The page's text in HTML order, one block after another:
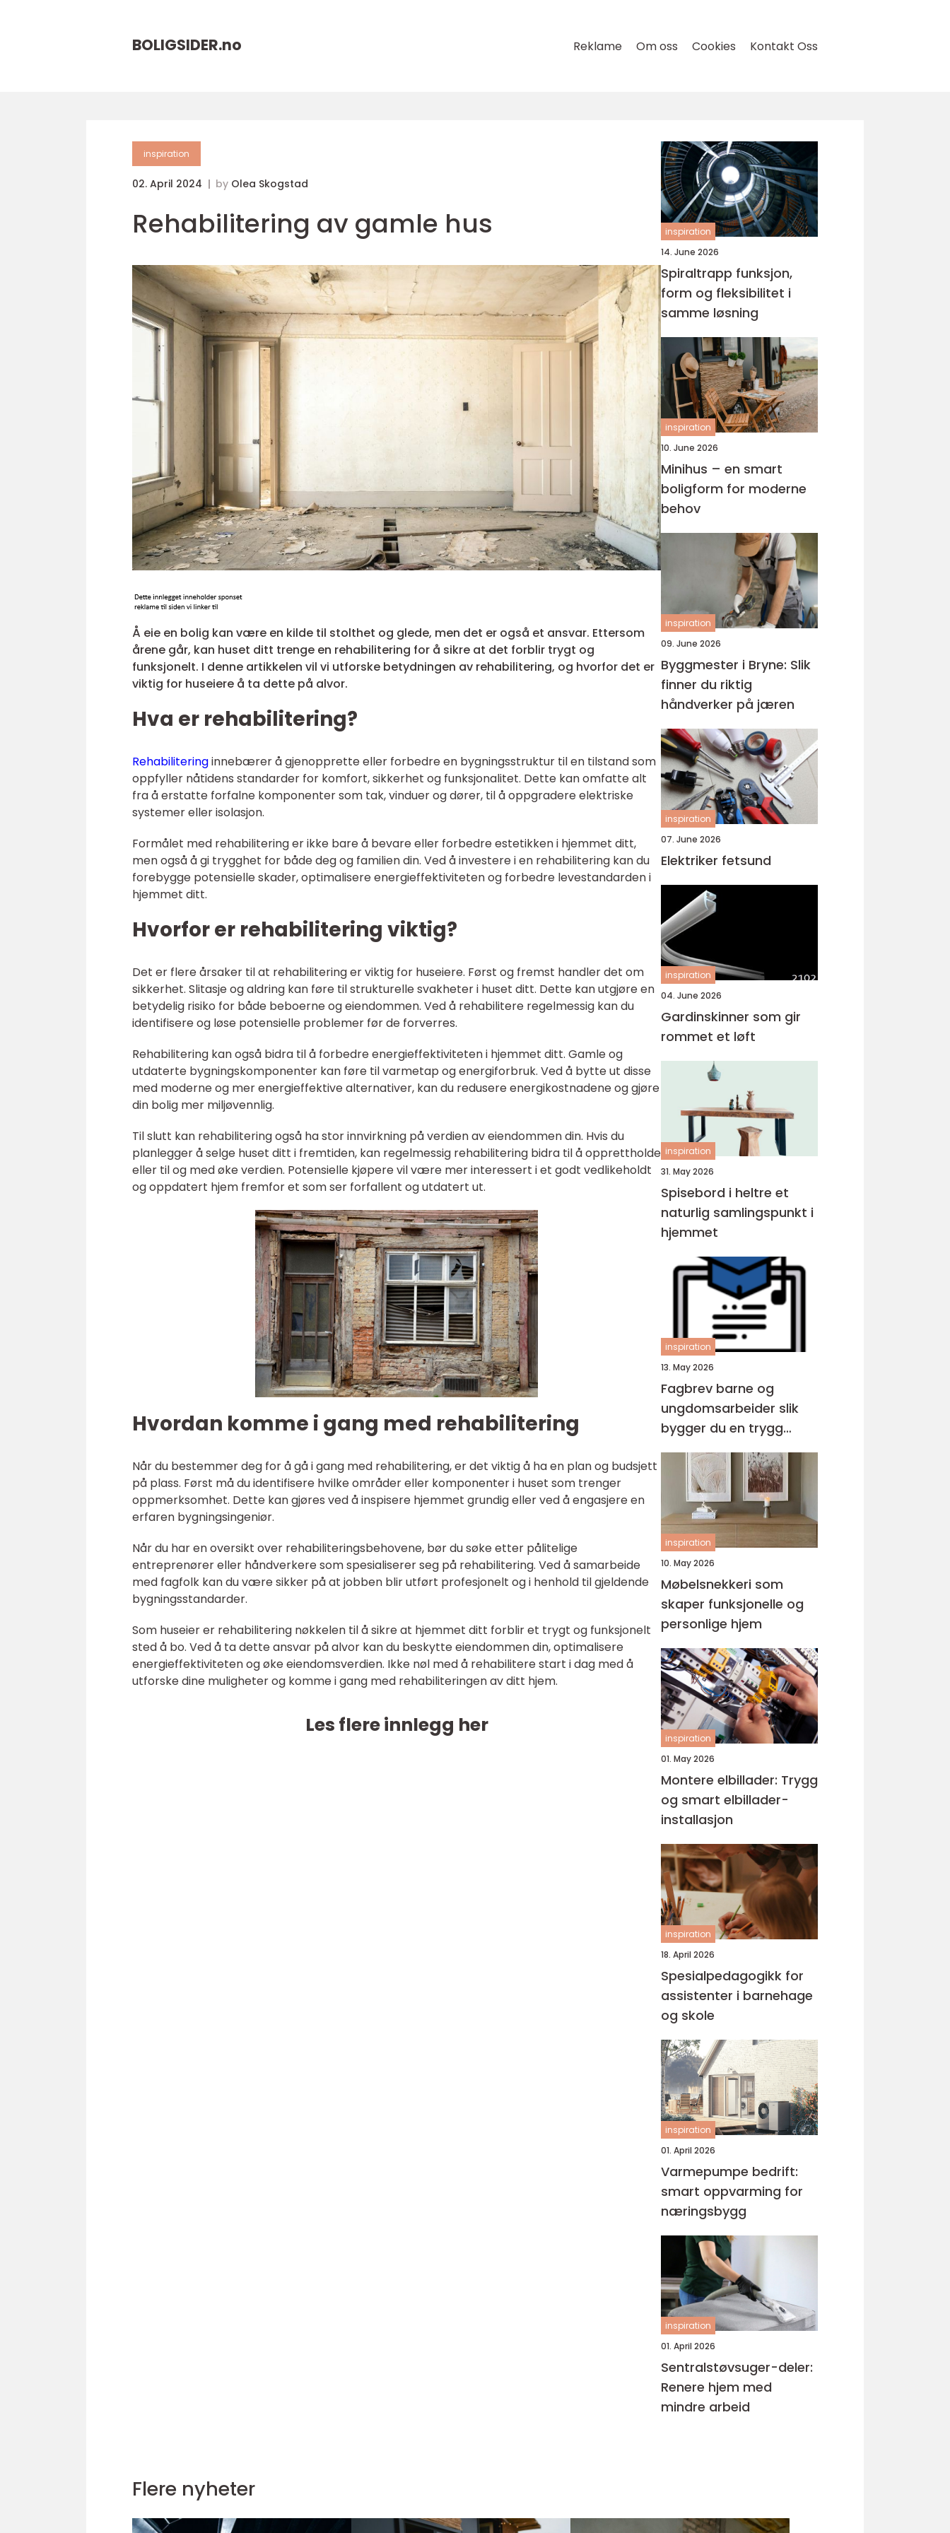
BOLIGSIDER.no Reklame Om oss Cookies Kontakt Oss
inspiration
02. April 2024 by Olea Skogstad
Rehabilitering av gamle hus
Å eie en bolig kan være en kilde til stolthet og glede, men det er også et ansvar. Ettersom
årene går, kan huset ditt trenge en rehabilitering for å sikre at det forblir trygt og
funksjonelt. I denne artikkelen vil vi utforske betydningen av rehabilitering, og hvorfor det er
viktig for huseiere å ta dette på alvor.
Hva er rehabilitering?
Rehabiliteringinnebærer å gjenopprette eller forbedre en bygningsstruktur til en tilstand som
oppfyller nåtidens standarder for komfort, sikkerhet og funksjonalitet. Dette kan omfatte alt
fra å erstatte forfalne komponenter som tak, vinduer og dører, til å oppgradere elektriske
systemer eller isolasjon.
Formålet med rehabilitering er ikke bare å bevare eller forbedre estetikken i hjemmet ditt,
men også å gi trygghet for både deg og familien din. Ved å investere i en rehabilitering kan du
forebygge potensielle skader, optimalisere energieffektiviteten og forbedre levestandarden i
hjemmet ditt.
Hvorfor er rehabilitering viktig?
Det er flere årsaker til at rehabilitering er viktig for huseiere. Først og fremst handler det om
sikkerhet. Slitasje og aldring kan føre til strukturelle svakheter i huset ditt. Dette kan utgjøre en
betydelig risiko for både beboerne og eiendommen. Ved å rehabilitere regelmessig kan du
identifisere og løse potensielle problemer før de forverres.
Rehabilitering kan også bidra til å forbedre energieffektiviteten i hjemmet ditt. Gamle og
utdaterte bygningskomponenter kan føre til varmetap og energiforbruk. Ved å bytte ut disse
med moderne og mer energieffektive alternativer, kan du redusere energikostnadene og gjøre
din bolig mer miljøvennlig.
Til slutt kan rehabilitering også ha stor innvirkning på verdien av eiendommen din. Hvis du
planlegger å selge huset ditt i fremtiden, kan regelmessig rehabilitering bidra til å opprettholde
eller til og med øke verdien. Potensielle kjøpere vil være mer interessert i et godt vedlikeholdt
og oppdatert hjem fremfor et som ser forfallent og utdatert ut.
Hvordan komme i gang med rehabilitering
Når du bestemmer deg for å gå i gang med rehabilitering, er det viktig å ha en plan og budsjett
på plass. Først må du identifisere hvilke områder eller komponenter i huset som trenger
oppmerksomhet. Dette kan gjøres ved å inspisere hjemmet grundig eller ved å engasjere en
erfaren bygningsingeniør.
Når du har en oversikt over rehabiliteringsbehovene, bør du søke etter pålitelige
entreprenører eller håndverkere som spesialiserer seg på rehabilitering. Ved å samarbeide
med fagfolk kan du være sikker på at jobben blir utført profesjonelt og i henhold til gjeldende
bygningsstandarder.
Som huseier er rehabilitering nøkkelen til å sikre at hjemmet ditt forblir et trygt og funksjonelt
sted å bo. Ved å ta dette ansvar på alvor kan du beskytte eiendommen din, optimalisere
energieffektiviteten og øke eiendomsverdien. Ikke nøl med å rehabilitere start i dag med å
utforske dine muligheter og komme i gang med rehabiliteringen av ditt hjem.
Les flere innlegg her
inspiration
14. June 2026
Spiraltrapp funksjon,
form og fleksibilitet i
samme løsning
inspiration
10. June 2026
Minihus – en smart
boligform for moderne
behov
inspiration
09. June 2026
Byggmester i Bryne: Slik
finner du riktig
håndverker på jæren
inspiration
07. June 2026
Elektriker fetsund
inspiration
04. June 2026
Gardinskinner som gir
rommet et løft
inspiration
31. May 2026
Spisebord i heltre et
naturlig samlingspunkt i
hjemmet
inspiration
13. May 2026
Fagbrev barne og
ungdomsarbeider slik
bygger du en trygg
karriere med barn og
unge
inspiration
10. May 2026
Møbelsnekkeri som
skaper funksjonelle og
personlige hjem
inspiration
01. May 2026
Montere elbillader: Trygg
og smart elbillader-
installasjon
inspiration
18. April 2026
Spesialpedagogikk for
assistenter i barnehage
og skole
inspiration
01. April 2026
Varmepumpe bedrift:
smart oppvarming for
næringsbygg
inspiration
01. April 2026
Sentralstøvsuger-deler:
Renere hjem med
mindre arbeid
Flere nyheter